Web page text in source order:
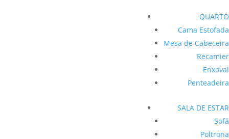
QUARTO
Cama Estofada
Mesa de Cabeceira
Recamier
Enxoval
Penteadeira
SALA DE ESTAR
Sofá
Poltrona